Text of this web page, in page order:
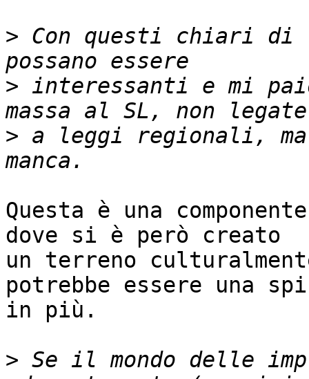
> Con questi chiari di
> interessanti e mi
> a leggi regionali,
Questa è una
dove si è però creato
un terreno
potrebbe essere una
in più.
> Se il mondo delle